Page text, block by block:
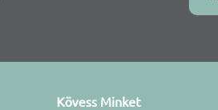
Kövess Minket